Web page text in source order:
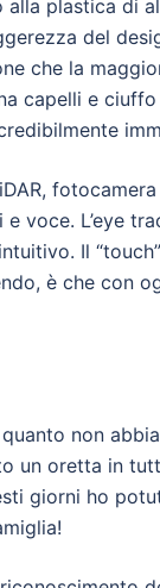
plastica di
del
che la
capelli e
voce. L’eye
Il
è che con
non
un oretta in
giorni ho